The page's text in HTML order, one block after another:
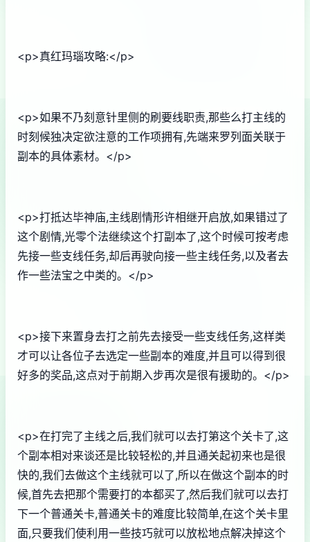
<p>真红玛瑙攻略:</p>
<p>如果不乃刻意针里侧的刷要线职责,那些么打主线的
时刻候独决定欲注意的工作项拥有,先端来罗列面关联于
副本的具体素材。</p>
<p>打抵达毕神庙,主线剧情形许相继开启放,如果错过了
这个剧情,光零个法继续这个打副本了,这个时候可按考虑
先接一些支线任务,却后再驶向接一些主线任务,以及者去
作一些法宝之中类的。</p>
<p>接下来置身去打之前先去接受一些支线任务,这样类
才可以让各位子去选定一些副本的难度,并且可以得到很
好多的奖品,这点对于前期入步再次是很有援助的。</p>
<p>在打完了主线之后,我们就可以去打第这个关卡了,这
个副本相对来谈还是比较轻松的,并且通关起初来也是很
快的,我们去做这个主线就可以了,所以在做这个副本的时
候,首先去把那个需要打的本都买了,然后我们就可以去打
下一个普通关卡,普通关卡的难度比较简单,在这个关卡里
面,只要我们使利用一些技巧就可以放松地点解决掉这个